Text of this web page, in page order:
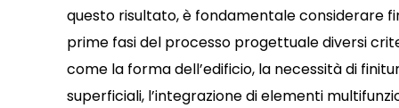
questo risultato, è fondamentale considerare
prime fasi del processo progettuale diversi
come la forma dell’edificio, la necessità di
superficiali, l’integrazione di elementi